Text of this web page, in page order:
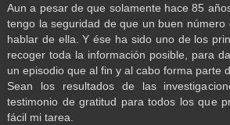
Aun a pesar de que solamente hace 85
tengo la seguridad de que un buen
hablar de ella. Y ése ha sido uno de los
recoger toda la información posible, para
un episodio que al fin y al cabo forma parte
Sean los resultados de las
testimonio de gratitud para todos los que
fácil mi tarea.